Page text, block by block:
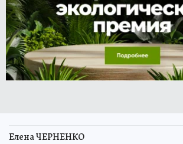
Елена ЧЕРНЕНКО